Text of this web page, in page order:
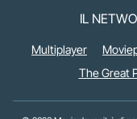
IL
Multiplayer
The Great